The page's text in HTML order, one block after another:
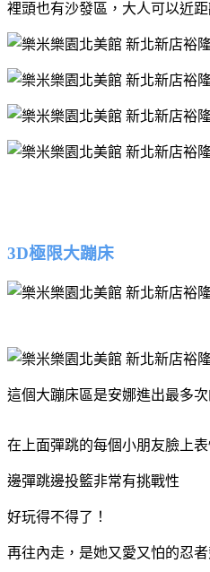
裡頭也有沙發區，大人可以近
3D極限大蹦床
這個大蹦床區是安娜進出最多
在上面彈跳的每個小朋友臉上
邊彈跳邊投籃非常有挑戰性
好玩得不得了！
再往內走，是她又愛又怕的忍者